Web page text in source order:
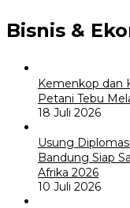
Bisnis &
Kemenkop dan
Petani Tebu
18 Juli 2026
Usung
Bandung Siap
Afrika 2026
10 Juli 2026